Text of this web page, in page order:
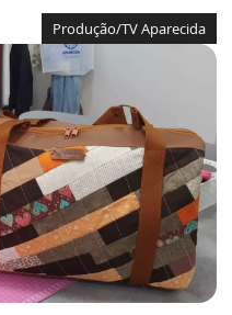
Produção/TV Aparecida